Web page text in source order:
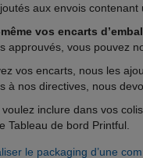
aux envois
vos encarts
approuvés, vous pouvez
vos encarts, nous les
à nos directives, nous
inclure dans vos
Tableau de bord Printful.
le packaging d’une